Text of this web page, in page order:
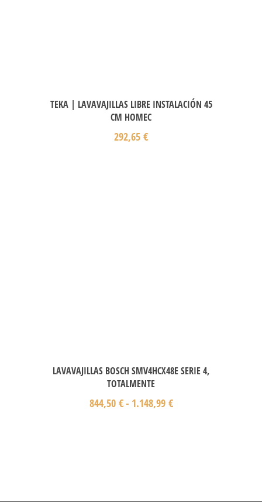
TEKA | LAVAVAJILLAS LIBRE INSTALACIÓN 45
CM HOMEC
292,65 €
LAVAVAJILLAS BOSCH SMV4HCX48E SERIE 4,
TOTALMENTE
844,50 €- 1.148,99 €